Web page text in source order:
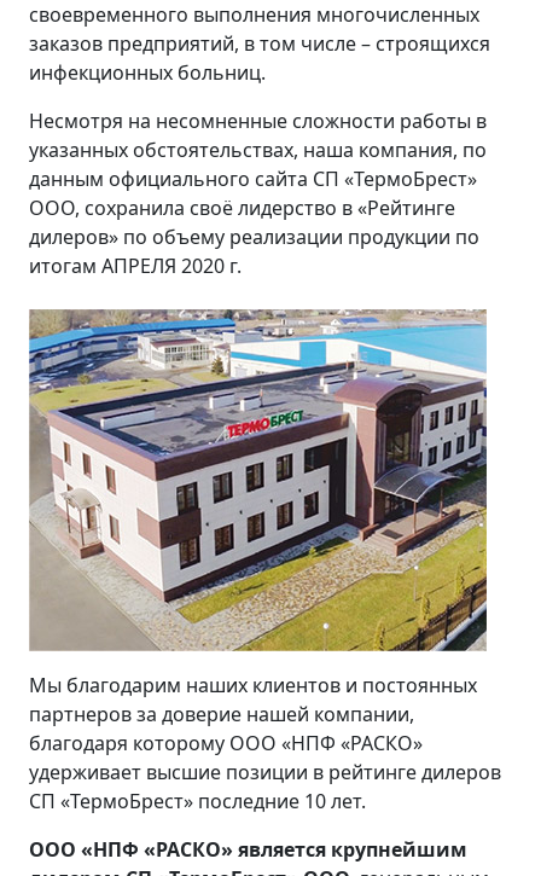
своевременного выполнения многочисленных
заказов предприятий, в том числе – строящихся
инфекционных больниц.
Несмотря на несомненные сложности работы в
указанных обстоятельствах, наша компания, по
данным официального сайта СП «ТермоБрест»
ООО, сохранила своё лидерство в «Рейтинге
дилеров» по объему реализации продукции по
итогам АПРЕЛЯ 2020 г.
Мы благодарим наших клиентов и постоянных
партнеров за доверие нашей компании,
благодаря которому ООО «НПФ «РАСКО»
удерживает высшие позиции в рейтинге дилеров
СП «ТермоБрест» последние 10 лет.
ООО «НПФ «РАСКО» является крупнейшим